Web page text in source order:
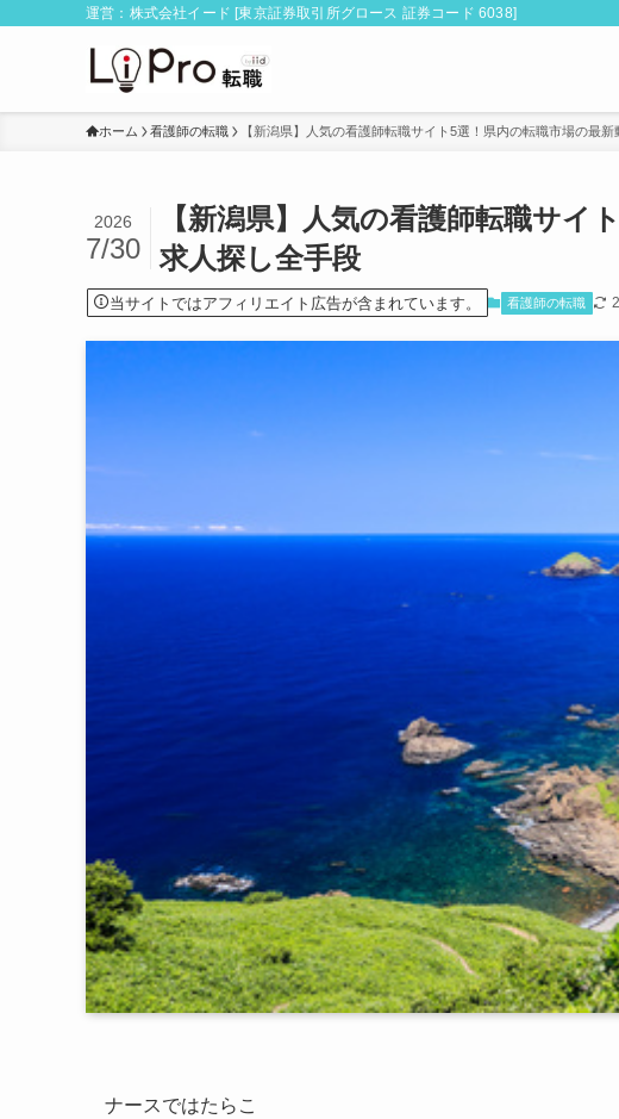
運営：株式会社イード [東京証券取引所グロース 証券コード 6038]
ホーム 看護師の転職 【新潟県】人気の看護師転職サイト5選！県内の転職市場の最
【新潟県】人気の看護師転職サイ
求人探し全手段
2026
7/30
当サイトではアフィリエイト広告が含まれています。 看護師の転職
ナースではたらこ